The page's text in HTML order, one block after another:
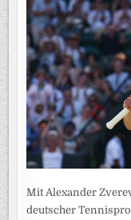
Mit Alexander
deutscher